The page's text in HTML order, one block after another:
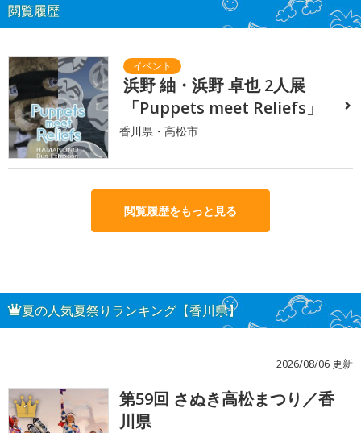
閲覧履歴
浜野 紬・浜野 卓也 2人展
「Puppets meet Reliefs」
香川県・高松市
閲覧履歴をもっと見る
夏の人気夏祭りランキング【香川県】
2026/08/06 更新
1
第59回 さぬき高松まつり／香
川県